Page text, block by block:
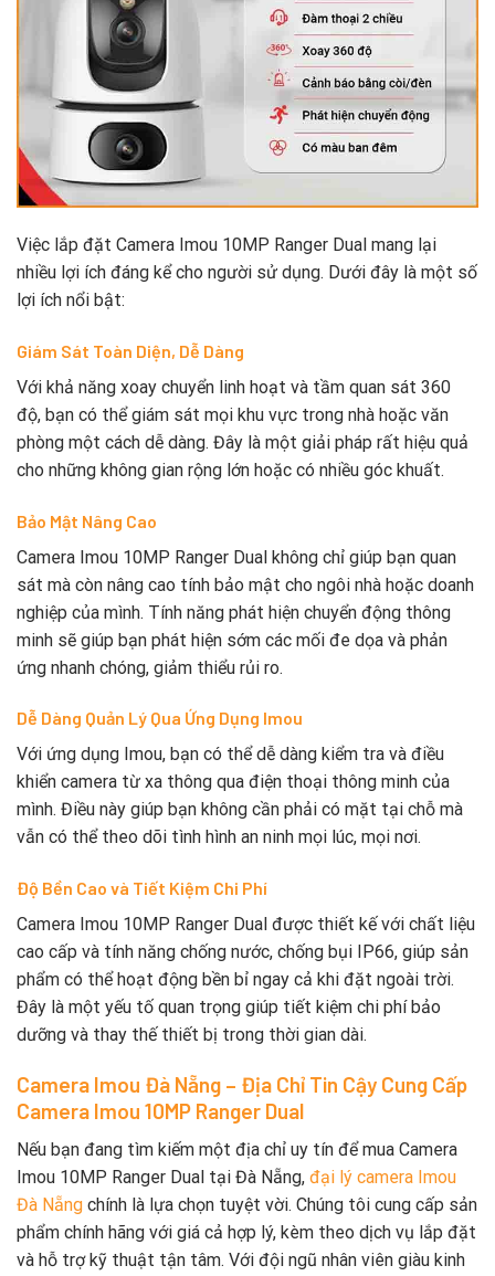
Việc lắp đặt Camera Imou 10MP Ranger Dual mang lại
nhiều lợi ích đáng kể cho người sử dụng. Dưới đây là một số
lợi ích nổi bật:
Giám Sát Toàn Diện, Dễ Dàng
Với khả năng xoay chuyển linh hoạt và tầm quan sát 360
độ, bạn có thể giám sát mọi khu vực trong nhà hoặc văn
phòng một cách dễ dàng. Đây là một giải pháp rất hiệu quả
cho những không gian rộng lớn hoặc có nhiều góc khuất.
Bảo Mật Nâng Cao
Camera Imou 10MP Ranger Dual không chỉ giúp bạn quan
sát mà còn nâng cao tính bảo mật cho ngôi nhà hoặc doanh
nghiệp của mình. Tính năng phát hiện chuyển động thông
minh sẽ giúp bạn phát hiện sớm các mối đe dọa và phản
ứng nhanh chóng, giảm thiểu rủi ro.
Dễ Dàng Quản Lý Qua Ứng Dụng Imou
Với ứng dụng Imou, bạn có thể dễ dàng kiểm tra và điều
khiển camera từ xa thông qua điện thoại thông minh của
mình. Điều này giúp bạn không cần phải có mặt tại chỗ mà
vẫn có thể theo dõi tình hình an ninh mọi lúc, mọi nơi.
Độ Bền Cao và Tiết Kiệm Chi Phí
Camera Imou 10MP Ranger Dual được thiết kế với chất liệu
cao cấp và tính năng chống nước, chống bụi IP66, giúp sản
phẩm có thể hoạt động bền bỉ ngay cả khi đặt ngoài trời.
Đây là một yếu tố quan trọng giúp tiết kiệm chi phí bảo
dưỡng và thay thế thiết bị trong thời gian dài.
Camera Imou Đà Nẵng – Địa Chỉ Tin Cậy Cung Cấp
Camera Imou 10MP Ranger Dual
Nếu bạn đang tìm kiếm một địa chỉ uy tín để mua Camera
Imou 10MP Ranger Dual tại Đà Nẵng, đại lý camera Imou
Đà Nẵng chính là lựa chọn tuyệt vời. Chúng tôi cung cấp sản
phẩm chính hãng với giá cả hợp lý, kèm theo dịch vụ lắp đặt
và hỗ trợ kỹ thuật tận tâm. Với đội ngũ nhân viên giàu kinh